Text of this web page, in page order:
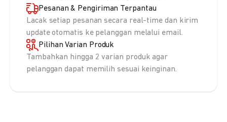
Pesanan & Pengiriman Terpantau
Lacak setiap pesanan secara real-time dan kirim
update otomatis ke pelanggan melalui email.
Pilihan Varian Produk
Tambahkan hingga 2 varian produk agar
pelanggan dapat memilih sesuai keinginan.